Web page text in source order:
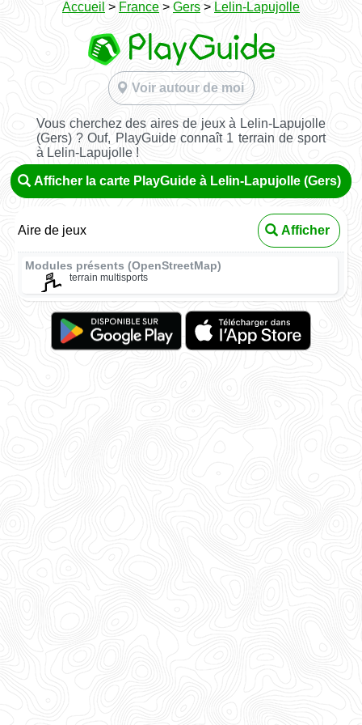
Accueil > France > Gers > Lelin-Lapujolle
Voir autour de moi
Vous cherchez des aires de jeux à Lelin-Lapujolle
(Gers) ? Ouf, PlayGuide connaît 1 terrain de sport
à Lelin-Lapujolle !
Afficher la carte PlayGuide à Lelin-Lapujolle (Gers)
Aire de jeux Afficher
Modules présents (OpenStreetMap)
terrain multisports